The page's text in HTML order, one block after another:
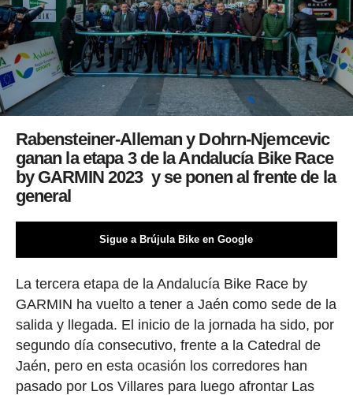
Rabensteiner-Alleman y Dohrn-Njemcevic
ganan la etapa 3 de la Andalucía Bike Race
by GARMIN 2023 y se ponen al frente de la
general
Sigue a Brújula Bike en Google
La tercera etapa de la Andalucía Bike Race by
GARMIN ha vuelto a tener a Jaén como sede de la
salida y llegada. El inicio de la jornada ha sido, por
segundo día consecutivo, frente a la Catedral de
Jaén, pero en esta ocasión los corredores han
pasado por Los Villares para luego afrontar Las